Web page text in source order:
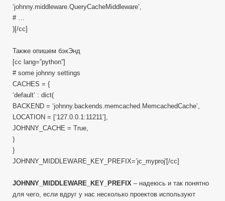
‘johnny.middleware.QueryCacheMiddleware’,
# …
)[/cc]
Также опишем бэкЭнд
[cc lang=”python”]
# some johnny settings
CACHES = {
‘default’ : dict(
BACKEND = ‘johnny.backends.memcached.MemcachedCache’,
LOCATION = [‘127.0.0.1:11211’],
JOHNNY_CACHE = True,
)
}
JOHNNY_MIDDLEWARE_KEY_PREFIX=’jc_myproj'[/cc]
JOHNNY_MIDDLEWARE_KEY_PREFIX – надеюсь и так понятно
для чего, если вдруг у нас несколько проектов используют